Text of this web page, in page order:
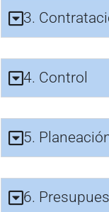
3.
4. Control
5.
6.